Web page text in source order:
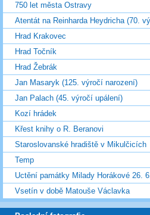
750 let města Ostravy
Atentát na Reinharda Heydricha (70.
Hrad Krakovec
Hrad Točník
Hrad Žebrák
Jan Masaryk (125. výročí narození)
Jan Palach (45. výročí upálení)
Kozí hrádek
Křest knihy o R. Beranovi
Staroslovanské hradiště v Mikulčicích
Temp
Uctění památky Milady Horákové 26.
Vsetín v době Matouše Václavka